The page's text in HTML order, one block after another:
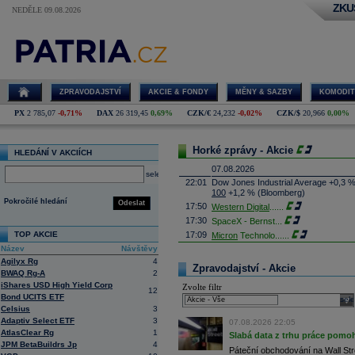
NEDĚLE 09.08.2026
ZPRAVODAJSTVÍ AKCIE & FONDY MĚNY & SAZBY
PX 2 785,07 -0,71% DAX 26 319,45 0,69% CZK/€ 24,232 -0,02% CZK/$ 20,966 0,00%
HLEDÁNÍ V AKCIÍCH
select
Odeslat
Pokročilé hledání
TOP AKCIE
Název
Návštěvy
Agilyx Rg
4
BWAQ Rg-A
2
iShares USD High Yield Corp
Bond UCITS ETF
12
Celsius
3
Adaptiv Select ETF
3
AtlasClear Rg
1
JPM BetaBuildrs Jp
4
Horké zprávy - Akcie
07.08.2026
22:01
Dow Jones Industrial Average +0,3
100 +1,2 % (Bloomberg)
17:50 Western Digital
17:30 SpaceX - Bernst
17:09 Micron Technolo
16:26
Objem obchodů s akciemi na
obchodů za poslední rok je 0,665
16:23 Zvýšení výroby balistických střel
nějakou dobu potrvá. Agentuře
Armin Papperger. Společná výroba
doplnit arzenál Spojeným státům,
(ČTK)
16:07 Conocophillips
Zpravodajství - Akcie
Zvolte filtr
07.08.2026 22:05
Slabá data z trhu práce
Páteční obchodování na Wall